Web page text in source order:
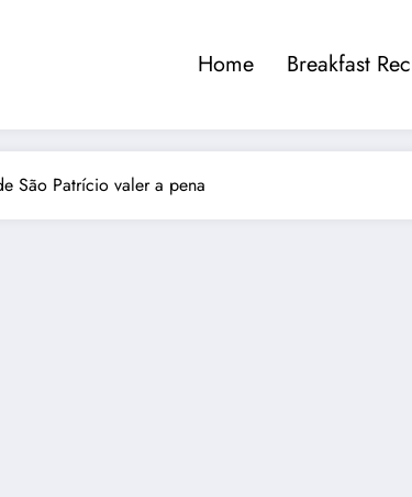
Home Breakfast
São Patrício valer a pena